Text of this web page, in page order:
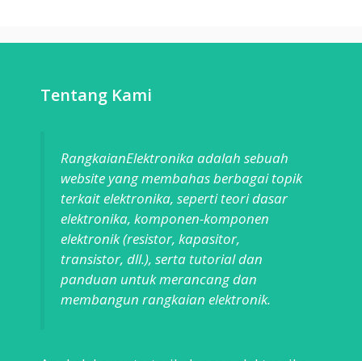
Tentang Kami
RangkaianElektronika adalah sebuah
website yang membahas berbagai topik
terkait elektronika, seperti teori dasar
elektronika, komponen-komponen
elektronik (resistor, kapasitor,
transistor, dll.), serta tutorial dan
panduan untuk merancang dan
membangun rangkaian elektronik.